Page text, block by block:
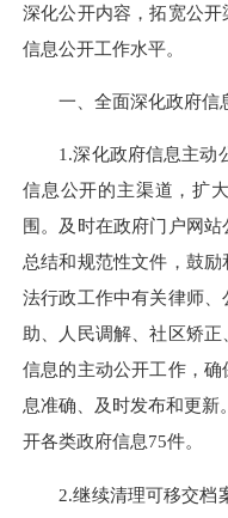
深化公开内容，拓宽公
信息公开工作水平。
一、全面深化政府信
1.深化政府信息主动
信息公开的主渠道，扩
围。及时在政府门户网
总结和规范性文件，鼓
法行政工作中有关律师
助、人民调解、社区矫
信息的主动公开工作，
息准确、及时发布和更新
开各类政府信息75件。
2.继续清理可移交档案